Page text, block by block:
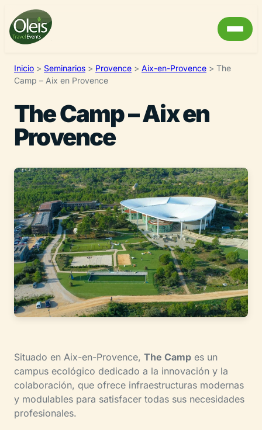
Inicio > Seminarios > Provence > Aix-en-Provence > The
Camp – Aix en Provence
The Camp – Aix en
Provence
Situado en Aix-en-Provence, The Camp es un
campus ecológico dedicado a la innovación y la
colaboración, que ofrece infraestructuras modernas
y modulables para satisfacer todas sus necesidades
profesionales.